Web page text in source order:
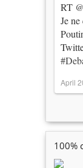
RT
Je
April
100%